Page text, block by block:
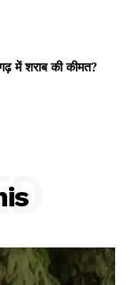
में शराब की कीमत?